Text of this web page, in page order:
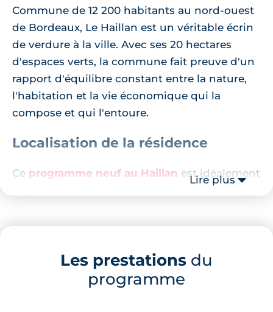
Commune de 12 200 habitants au nord-ouest
de Bordeaux, Le Haillan est un véritable écrin
de verdure à la ville. Avec ses 20 hectares
d'espaces verts, la commune fait preuve d'un
rapport d'équilibre constant entre la nature,
l'habitation et la vie économique qui la
compose et qui l'entoure.
Localisation de la résidence
Ce programme neuf au Haillan est idéalement
situé dans la commune, à seulement 5
un environnement calme et apaisant, la
du quotidien à moins de 10 minutes de
marche : pharmacie à 4 minutes, centre-ville
et Parc du Ruisseau à 5 minutes, commerces
Lire plus
Les prestations du
programme